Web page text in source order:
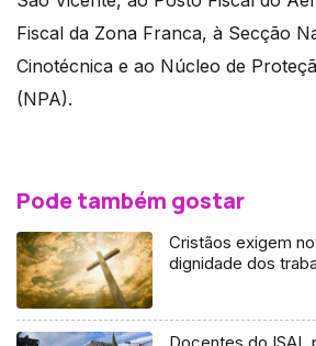
Fiscal da Zona Franca, à Secção
Cinotécnica e ao Núcleo de
(NPA).
Pode também gostar
Cristãos exigem
dignidade dos